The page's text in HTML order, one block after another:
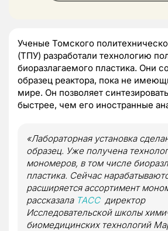
Ученые Томского
(ТПУ) разработали технологию
биоразлагаемого пластика. Они
образец реактора, пока не
мире. Он позволяет
быстрее, чем его иностранные
«Лабораторная установка
образец. Уже получена
мономеров, в том числе
пластика. Сейчас
расширяется ассортимент
рассказала ТАССдиректор
Исследовательской школы
биомедицинских технологий